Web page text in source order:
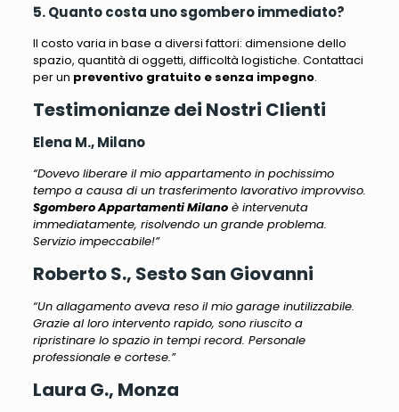
5. Quanto costa uno sgombero immediato?
Il costo varia in base a diversi fattori: dimensione dello
spazio, quantità di oggetti, difficoltà logistiche. Contattaci
per un preventivo gratuito e senza impegno.
Testimonianze dei Nostri Clienti
Elena M., Milano
“Dovevo liberare il mio appartamento in pochissimo
tempo a causa di un trasferimento lavorativo improvviso.
Sgombero Appartamenti Milanoè intervenuta
immediatamente, risolvendo un grande problema.
Servizio impeccabile!”
Roberto S., Sesto San Giovanni
“Un allagamento aveva reso il mio garage inutilizzabile.
Grazie al loro intervento rapido, sono riuscito a
ripristinare lo spazio in tempi record. Personale
professionale e cortese.”
Laura G., Monza